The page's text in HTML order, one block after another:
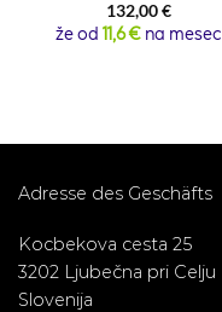
132,00€
že od 11,6 € na mesec
Adresse des Geschäfts
Kocbekova cesta 25
3202 Ljubečna pri Celju
Slovenija